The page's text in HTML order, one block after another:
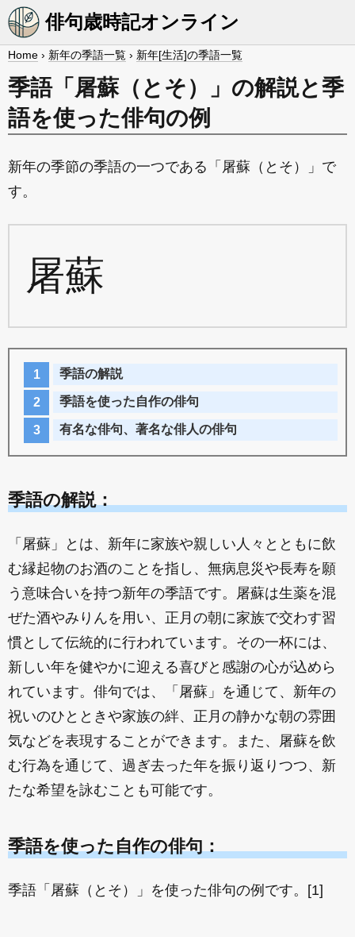
俳句歳時記オンライン
Home › 新年の季語一覧 › 新年[生活]の季語一覧
季語「屠蘇（とそ）」の解説と季
語を使った俳句の例
新年の季節の季語の一つである「屠蘇（とそ）」で
す。
屠蘇
季語の解説
季語を使った自作の俳句
有名な俳句、著名な俳人の俳句
季語の解説：
「屠蘇」とは、新年に家族や親しい人々とともに飲
む縁起物のお酒のことを指し、無病息災や長寿を願
う意味合いを持つ新年の季語です。屠蘇は生薬を混
ぜた酒やみりんを用い、正月の朝に家族で交わす習
慣として伝統的に行われています。その一杯には、
新しい年を健やかに迎える喜びと感謝の心が込めら
れています。俳句では、「屠蘇」を通じて、新年の
祝いのひとときや家族の絆、正月の静かな朝の雰囲
気などを表現することができます。また、屠蘇を飲
む行為を通じて、過ぎ去った年を振り返りつつ、新
たな希望を詠むことも可能です。
季語を使った自作の俳句：
季語「屠蘇（とそ）」を使った俳句の例です。[1]